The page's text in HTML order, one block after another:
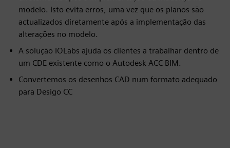
modelo. Isto evita erros, uma vez que os planos são
actualizados diretamente após a implementação das
alterações no modelo.
A solução IOLabs ajuda os clientes a trabalhar dentro de
um CDE existente como o Autodesk ACC BIM.
Convertemos os desenhos CAD num formato adequado
para Desigo CC